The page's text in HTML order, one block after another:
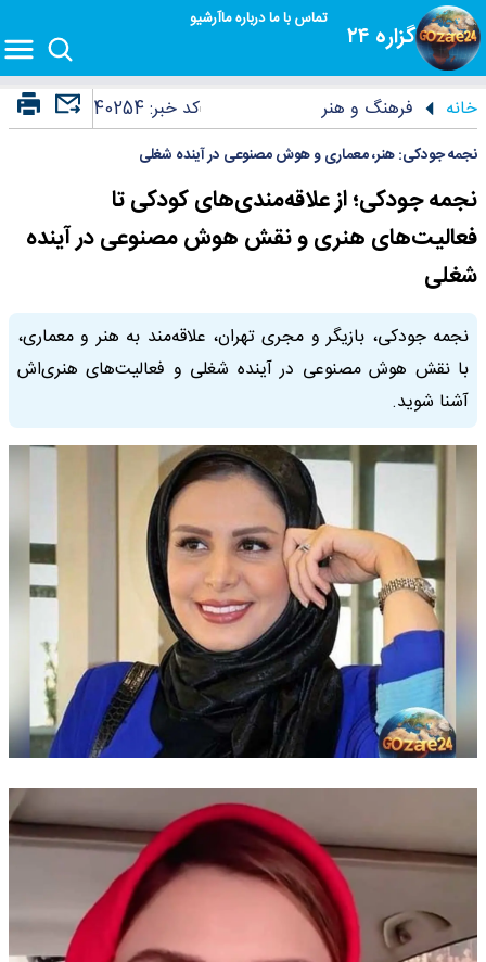
گزاره ۲۴
تماس با مادرباره ماآرشیو
خانه فرهنگ و هنر کد خبر:40254
نجمه جودکی: هنر، معماری و هوش مصنوعی در آینده شغلی
نجمه جودکی؛ از علاقه‌مندی‌های کودکی تا
فعالیت‌های هنری و نقش هوش مصنوعی در آینده
شغلی
نجمه جودکی، بازیگر و مجری تهران، علاقه‌مند به هنر و معماری،
با نقش هوش مصنوعی در آینده شغلی و فعالیت‌های هنری‌اش
آشنا شوید.